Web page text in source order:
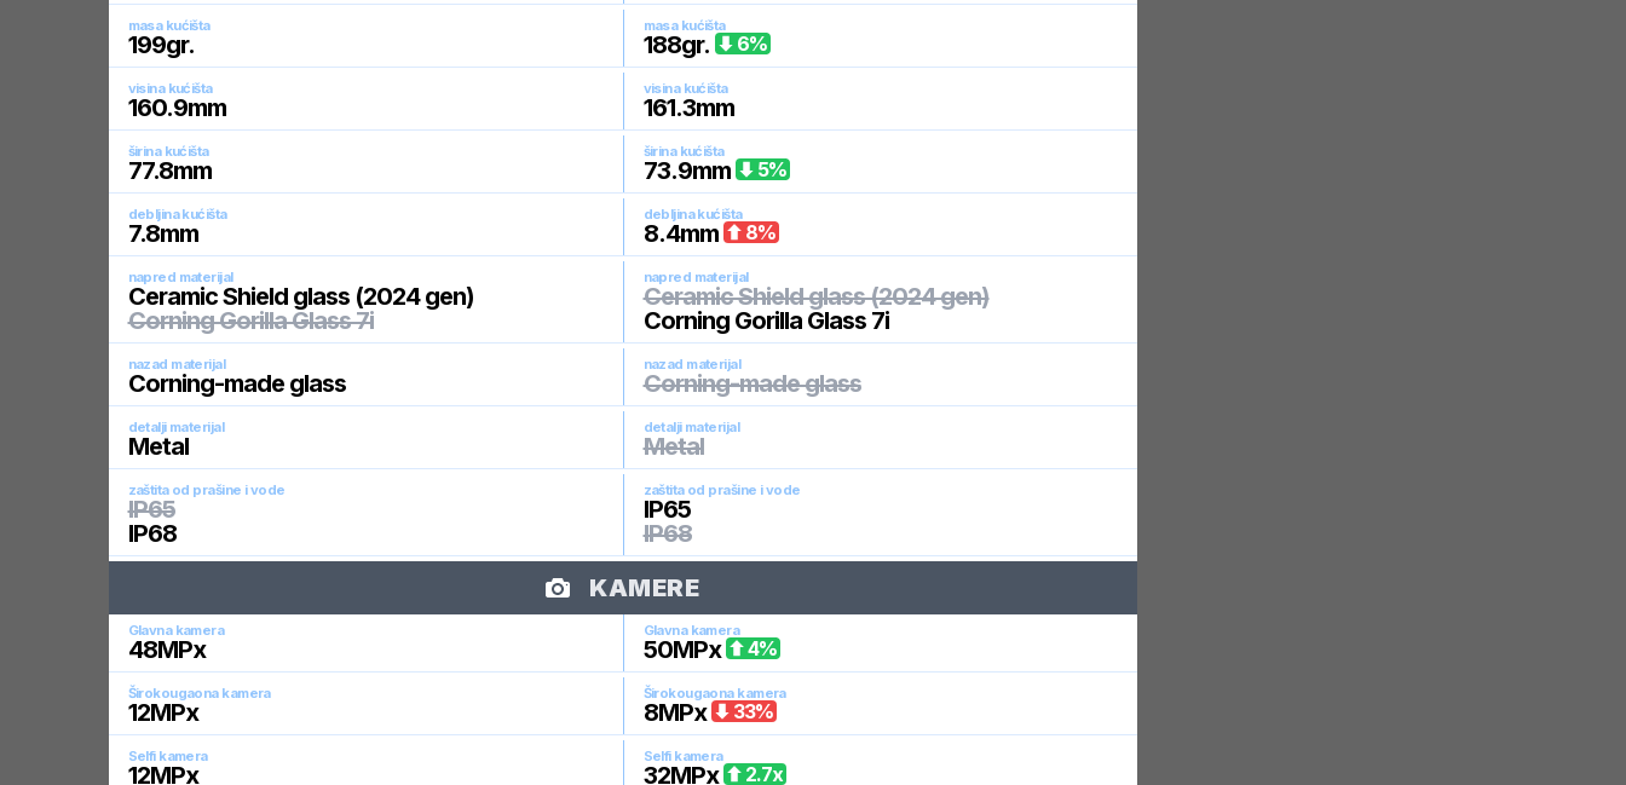
masa kućišta
199gr.
masa kućišta
188gr. 6%
visina kućišta
160.9mm
visina kućišta
161.3mm
širina kućišta
77.8mm
širina kućišta
73.9mm 5%
debljina kućišta
7.8mm
debljina kućišta
8.4mm 8%
napred materijal
Ceramic Shield glass (2024 gen)
Corning Gorilla Glass 7i
napred materijal
Ceramic Shield glass (2024 gen)
Corning Gorilla Glass 7i
nazad materijal
Corning-made glass
nazad materijal
Corning-made glass
detalji materijal
Metal
detalji materijal
Metal
zaštita od prašine i vode
IP65
IP68
zaštita od prašine i vode
IP65
IP68
KAMERE
Glavna kamera
48MPx
Glavna kamera
50MPx 4%
Širokougaona kamera
12MPx
Širokougaona kamera
8MPx 33%
Selfi kamera
12MPx
Selfi kamera
32MPx 2.7x